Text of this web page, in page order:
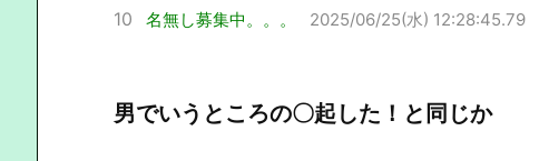
10 名無し募集中。。。 2025/06/25(水) 12:28:45.79
男でいうところの〇起した！と同じか